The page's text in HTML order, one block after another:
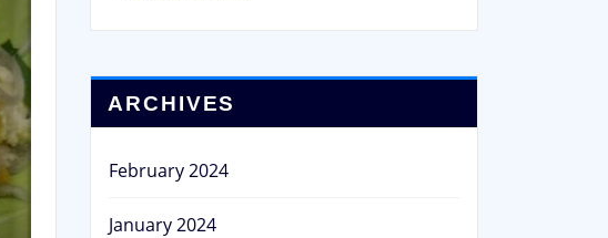
ARCHIVES
February 2024
January 2024